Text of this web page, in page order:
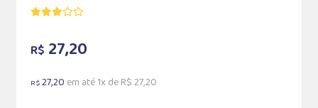
R$ 27,20
R$27,20 em até 1x de R$ 27,20